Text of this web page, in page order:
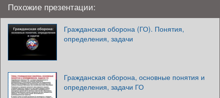
Похожие презентации:
Гражданская оборона (ГО). Понятия,
определения, задачи
Гражданская оборона, основные понятия и
определения, задачи ГО